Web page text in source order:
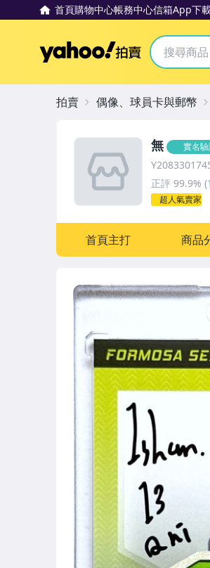
首頁購物中心帳務中心信箱App下
Yahoo拍賣
無 實名
正評 99.9% (
超人氣賣家
首頁主打 商品
偶像、球員卡與郵幣
拍賣 偶像、球員卡與郵幣